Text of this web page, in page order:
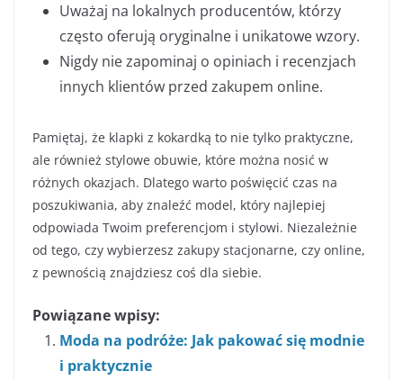
Uważaj na lokalnych producentów, którzy
często oferują oryginalne i unikatowe wzory.
Nigdy nie zapominaj o opiniach i recenzjach
innych klientów przed zakupem online.
Pamiętaj, że klapki z kokardką to nie tylko praktyczne,
ale również stylowe obuwie, które można nosić w
różnych okazjach. Dlatego warto poświęcić czas na
poszukiwania, aby znaleźć model, który najlepiej
odpowiada Twoim preferencjom i stylowi. Niezależnie
od tego, czy wybierzesz zakupy stacjonarne, czy online,
z pewnością znajdziesz coś dla siebie.
Powiązane wpisy:
Moda na podróże: Jak pakować się modnie
i praktycznie